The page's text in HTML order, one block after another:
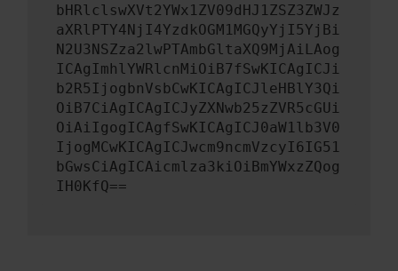
bHRlclswXVt2YWx1ZV09dHJ1ZSZ3ZWJz
aXRlPTY4NjI4YzdkOGM1MGQyYjI5YjBi
N2U3NSZza2lwPTAmbGltaXQ9MjAiLAog
ICAgImhlYWRlcnMiOiB7fSwKICAgICJi
b2R5IjogbnVsbCwKICAgICJleHBlY3Qi
OiB7CiAgICAgICJyZXNwb25zZVR5cGUi
OiAiIgogICAgfSwKICAgICJ0aW1lb3V0
IjogMCwKICAgICJwcm9ncmVzcyI6IG51
bGwsCiAgICAicmlza3kiOiBmYWxzZQog
IH0KfQ==